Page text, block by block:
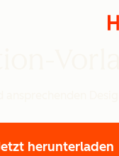
herunterladen